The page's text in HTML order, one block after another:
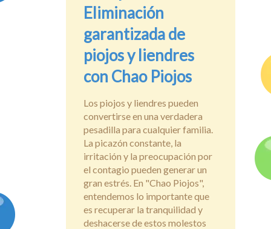
Eliminación
garantizada de
piojos y liendres
con Chao Piojos
Los piojos y liendres pueden
convertirse en una verdadera
pesadilla para cualquier familia.
La picazón constante, la
irritación y la preocupación por
el contagio pueden generar un
gran estrés. En "Chao Piojos",
entendemos lo importante que
es recuperar la tranquilidad y
deshacerse de estos molestos